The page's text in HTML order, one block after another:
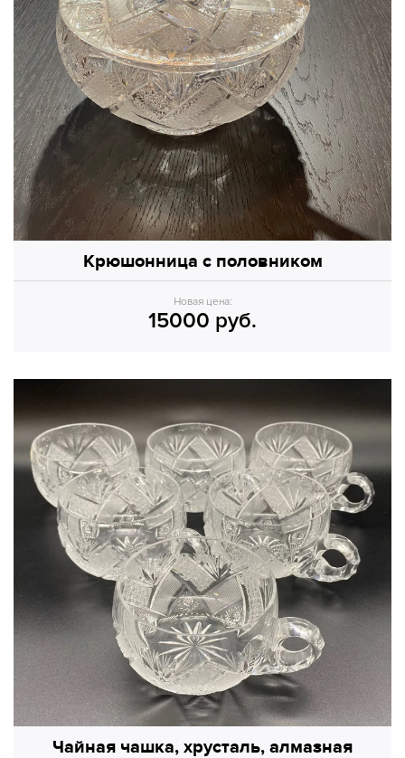
Крюшонница с половником
Новая цена:
15000 руб.
Чайная чашка, хрусталь, алмазная